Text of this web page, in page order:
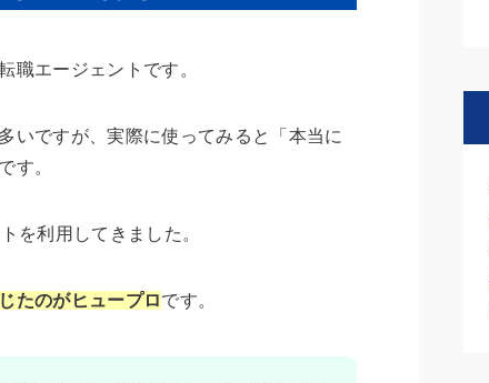
職エージェントです。
いですが、実際に使ってみると「本当に
す。
を利用してきました。
たのがヒュープロです。